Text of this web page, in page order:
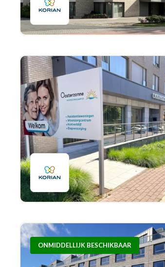
ONMIDDELLIJK BESCHIKBAAR